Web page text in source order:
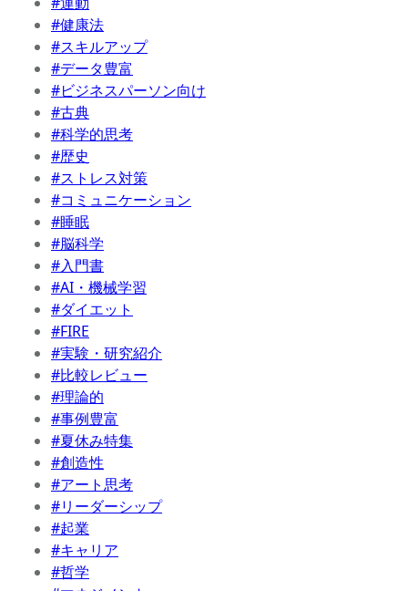
#健康法
#スキルアップ
#データ豊富
#ビジネスパーソン向け
#古典
#科学的思考
#歴史
#ストレス対策
#コミュニケーション
#睡眠
#脳科学
#入門書
#AI・機械学習
#ダイエット
#FIRE
#実験・研究紹介
#比較レビュー
#理論的
#事例豊富
#夏休み特集
#創造性
#アート思考
#リーダーシップ
#起業
#キャリア
#哲学